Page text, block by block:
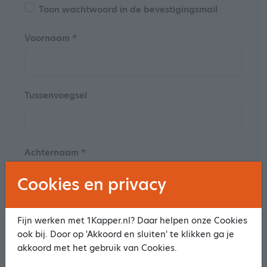
Toon wachtwoord in de bevestigingsmail
Voornaam *
Tussenvoegsel
Achternaam *
Postcode
Cookies en privacy
Fijn werken met 1Kapper.nl? Daar helpen onze Cookies
ook bij. Door op 'Akkoord en sluiten' te klikken ga je
akkoord met het gebruik van Cookies.